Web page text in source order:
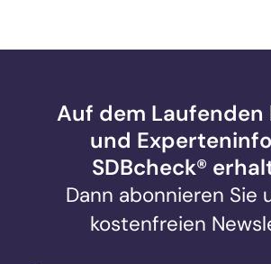
Auf dem Laufenden
und
SDBcheck®
Dann abonnieren Sie
kostenfreien